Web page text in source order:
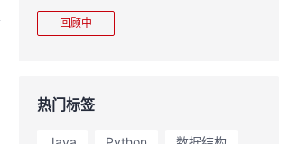
从代码提交到服务上线的“极速”之旅。
回顾中
热门标签